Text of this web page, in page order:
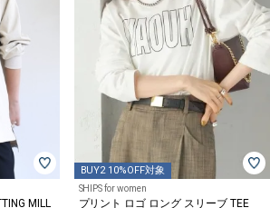
MILL
BUY2 10%OFF対象
SHIPS for women
プリント ロゴ ロング スリーブ TEE